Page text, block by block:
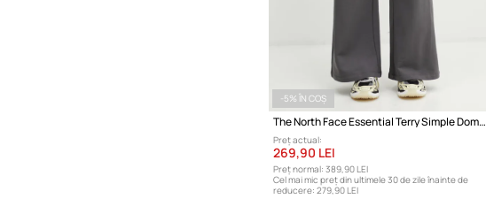
-5% ÎN COȘ
The North Face Essential Terry Simple Dome pantaloni de trening din bumbac pentru femei
Preț actual:
269,90 LEI
Preț normal: 389,90 LEI
Cel mai mic preț din ultimele 30 de zile înainte de
reducere: 279,90 LEI